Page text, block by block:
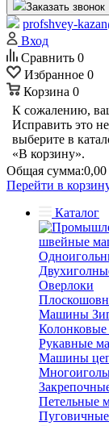
Заказать звонок
profshvey-
Вход
Сравнить 0
Избранное 0
Корзина 0
К сожалению,
Исправить это
выберите в
«В корзину».
Общая сумма:
Перейти в
Каталог
швейные
Оверлоки
Машины
Рукавные
Машины
Петельные